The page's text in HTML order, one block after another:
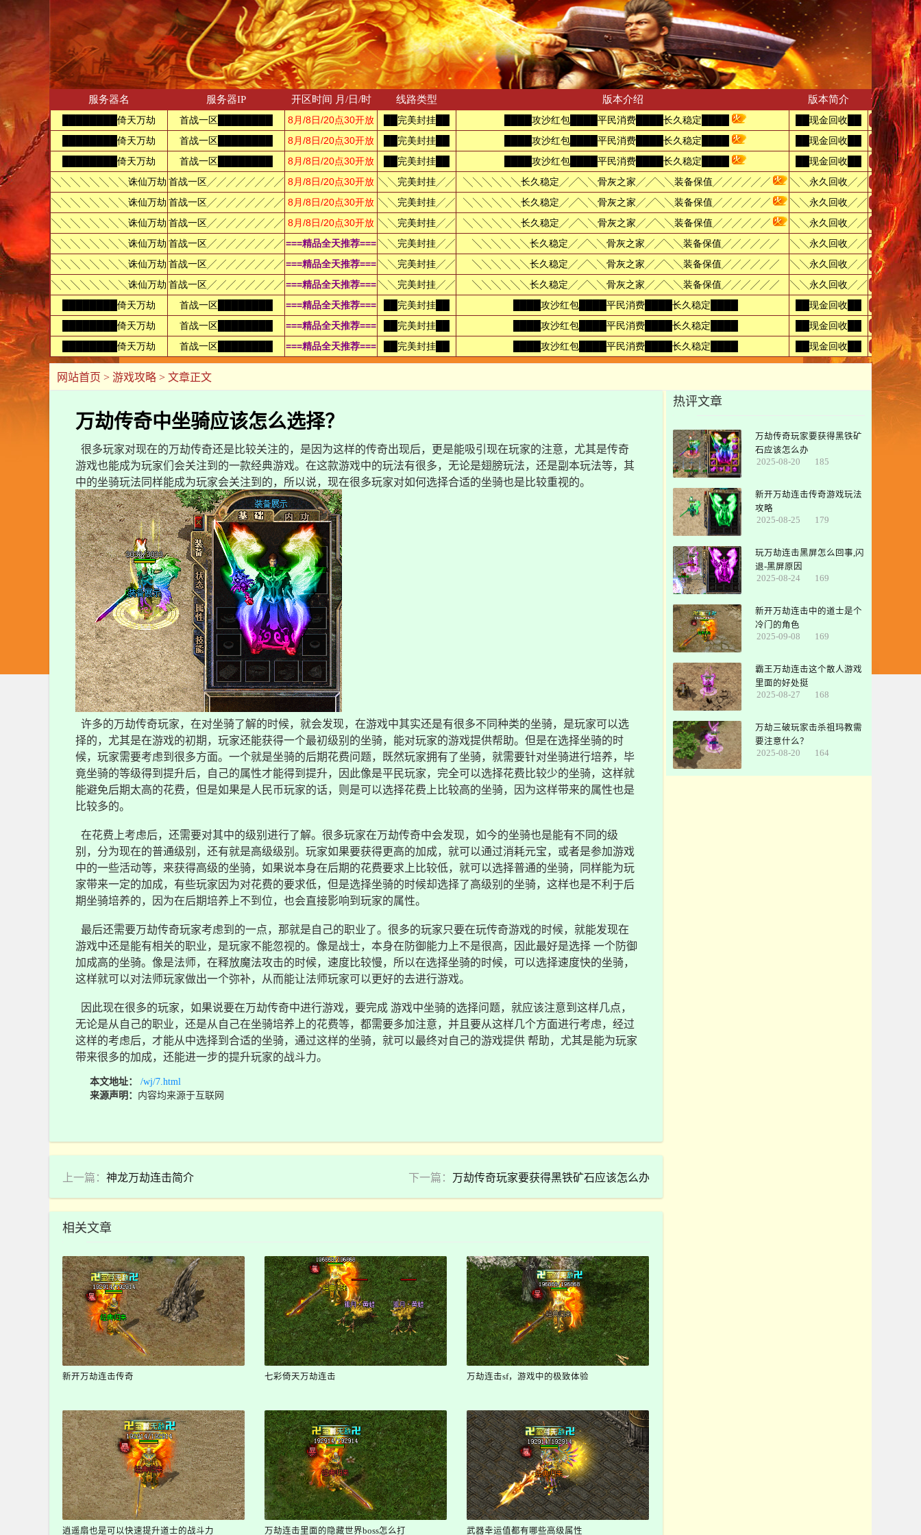
网站首页 > 游戏攻略 > 文章正文
万劫传奇中坐骑应该怎么选择？
很多玩家对现在的万劫传奇还是比较关注的，是因为这样的传奇出现后，更是能吸引现在玩家的注意，尤其是传奇
游戏也能成为玩家们会关注到的一款经典游戏。在这款游戏中的玩法有很多，无论是翅膀玩法，还是副本玩法等，其
中的坐骑玩法同样能成为玩家会关注到的，所以说，现在很多玩家对如何选择合适的坐骑也是比较重视的。
许多的万劫传奇玩家，在对坐骑了解的时候，就会发现，在游戏中其实还是有很多不同种类的坐骑，是玩家可以选
择的，尤其是在游戏的初期，玩家还能获得一个最初级别的坐骑，能对玩家的游戏提供帮助。但是在选择坐骑的时
候，玩家需要考虑到很多方面。一个就是坐骑的后期花费问题，既然玩家拥有了坐骑，就需要针对坐骑进行培养，毕
竟坐骑的等级得到提升后，自己的属性才能得到提升，因此像是平民玩家，完全可以选择花费比较少的坐骑，这样就
能避免后期太高的花费，但是如果是人民币玩家的话，则是可以选择花费上比较高的坐骑，因为这样带来的属性也是
比较多的。
在花费上考虑后，还需要对其中的级别进行了解。很多玩家在万劫传奇中会发现，如今的坐骑也是能有不同的级
别，分为现在的普通级别，还有就是高级级别。玩家如果要获得更高的加成，就可以通过消耗元宝，或者是参加游戏
中的一些活动等，来获得高级的坐骑，如果说本身在后期的花费要求上比较低，就可以选择普通的坐骑，同样能为玩
家带来一定的加成，有些玩家因为对花费的要求低，但是选择坐骑的时候却选择了高级别的坐骑，这样也是不利于后
期坐骑培养的，因为在后期培养上不到位，也会直接影响到玩家的属性。
最后还需要万劫传奇玩家考虑到的一点，那就是自己的职业了。很多的玩家只要在玩传奇游戏的时候，就能发现在
游戏中还是能有相关的职业，是玩家不能忽视的。像是战士，本身在防御能力上不是很高，因此最好是选择 一个防御
加成高的坐骑。像是法师，在释放魔法攻击的时候，速度比较慢，所以在选择坐骑的时候，可以选择速度快的坐骑，
这样就可以对法师玩家做出一个弥补，从而能让法师玩家可以更好的去进行游戏。
因此现在很多的玩家，如果说要在万劫传奇中进行游戏，要完成 游戏中坐骑的选择问题，就应该注意到这样几点，
无论是从自己的职业，还是从自己在坐骑培养上的花费等，都需要多加注意，并且要从这样几个方面进行考虑，经过
这样的考虑后，才能从中选择到合适的坐骑，通过这样的坐骑，就可以最终对自己的游戏提供 帮助，尤其是能为玩家
带来很多的加成，还能进一步的提升玩家的战斗力。
本文地址：
/wj/7.html
来源声明： 内容均来源于互联网
上一篇： 神龙万劫连击简介 下一篇： 万劫传奇玩家要获得黑铁矿石应该怎么办
相关文章
新开万劫连击传奇 七彩倚天万劫连击 万劫连击sf，游戏中的极致体验
逍遥扇也是可以快速提升道士的战斗力 万劫连击里面的隐藏世界boss怎么打 武器幸运值都有哪些高级属性
热评文章
万劫传奇玩家要获得黑铁矿
石应该怎么办
2025-08-20
185
新开万劫连击传奇游戏玩法
攻略
2025-08-25
179
玩万劫连击黑屏怎么回事,闪
退-黑屏原因
2025-08-24
169
新开万劫连击中的道士是个
冷门的角色
2025-09-08
169
霸王万劫连击这个散人游戏
里面的好处挺
2025-08-27
168
万劫三破玩家击杀祖玛教需
要注意什么？
2025-08-20
164